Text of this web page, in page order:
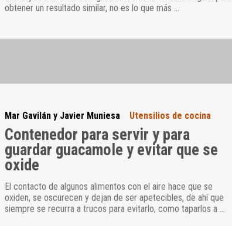
obtener un resultado similar, no es lo que más …
Mar Gavilán y Javier Muniesa Utensilios de cocina
Contenedor para servir y para
guardar guacamole y evitar que se
oxide
El contacto de algunos alimentos con el aire hace que se
oxiden, se oscurecen y dejan de ser apetecibles, de ahí que
siempre se recurra a trucos para evitarlo, como taparlos a …